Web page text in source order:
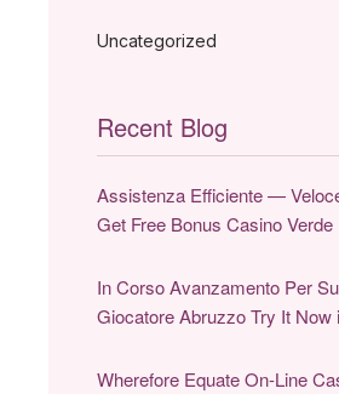
Uncategorized
Recent Blog
Assistenza Efficiente —
Get Free Bonus Casino Verde
In Corso Avanzamento Per
Giocatore Abruzzo Try It Now it-winorama-
Wherefore Equate On-Line